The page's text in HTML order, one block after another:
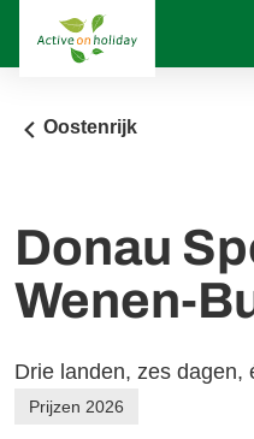
Oostenrijk
Donau
Wenen-
Drie landen, zes dagen,
Prijzen 2026